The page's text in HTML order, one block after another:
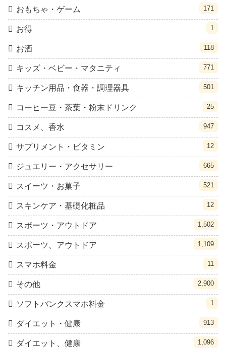
おもちゃ・ゲーム 171
お得 1
お酒 118
キッズ・ベビー・マタニティ 771
キッチン用品・食器・調理器具 501
コーヒー豆・茶葉・粉末ドリンク 25
コスメ、香水 947
サプリメント・ビタミン 12
ジュエリー・アクセサリー 665
スイーツ・お菓子 521
スキンケア・基礎化粧品 12
スポーツ・アウトドア 1,502
スポーツ、アウトドア 1,109
スマホ料金 11
その他 2,900
ソフトバンクスマホ料金 1
ダイエット・健康 913
ダイエット、健康 1,096